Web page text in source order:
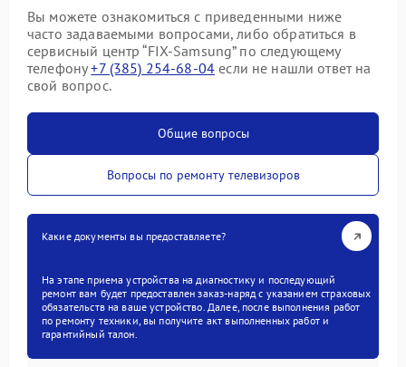
Вы можете ознакомиться с приведенными ниже
часто задаваемыми вопросами, либо обратиться в
сервисный центр “FIX-Samsung” по следующему
телефону+7 (385) 254-68-04 если не нашли ответ на
свой вопрос.
Общие вопросы
Вопросы по ремонту телевизоров
Какие документы вы предоставляете?
На этапе приема устройства на диагностику и последующий
ремонт вам будет предоставлен заказ-наряд с указанием страховых
обязательств на ваше устройство. Далее, после выполнения работ
по ремонту техники, вы получите акт выполненных работ и
гарантийный талон.